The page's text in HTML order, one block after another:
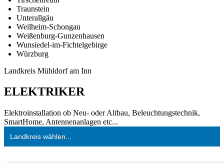
Traunstein
Unterallgäu
Weilheim-Schongau
Weißenburg-Gunzenhausen
Wunsiedel-im-Fichtelgebirge
Würzburg
Landkreis Mühldorf am Inn
ELEKTRIKER
Elektroinstallation ob Neu- oder Altbau, Beleuchtungstechnik,
SmartHome, Antennenanlagen etc...
Landkreis wählen...